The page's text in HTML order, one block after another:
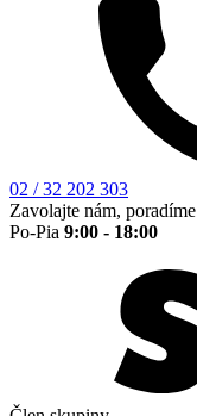
02 / 32 202 303
Zavolajte nám, poradíme
Po-Pia 9:00 - 18:00